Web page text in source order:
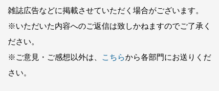
雑誌広告などに掲載させていただく場合がございます。
※いただいた内容へのご返信は致しかねますのでご了承く
ださい。
※ご意見・ご感想以外は、
こちらから各部門にお送りくだ
さい。